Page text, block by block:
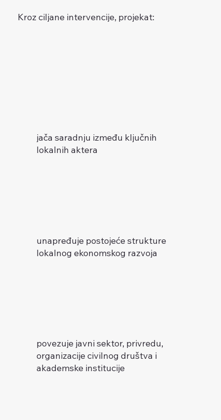
Kroz ciljane intervencije, projekat:
jača saradnju između ključnih
lokalnih aktera
unapređuje postojeće strukture
lokalnog ekonomskog razvoja
povezuje javni sektor, privredu,
organizacije civilnog društva i
akademske institucije